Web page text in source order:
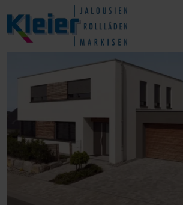
zur Top-Navigation
zur Hauptnavigation
Inhalt springen
zum Footer
Hauptnavigation